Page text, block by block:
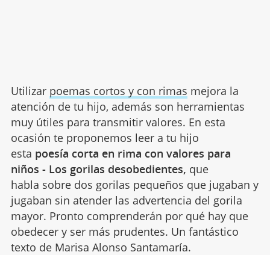
Utilizar poemas cortos y con rimas mejora la
atención de tu hijo, además son herramientas
muy útiles para transmitir valores. En esta
ocasión te proponemos leer a tu hijo
esta poesía corta en rima con valores para
niños - Los gorilas desobedientes, que
habla sobre dos gorilas pequeños que jugaban y
jugaban sin atender las advertencia del gorila
mayor. Pronto comprenderán por qué hay que
obedecer y ser más prudentes. Un fantástico
texto de Marisa Alonso Santamaría.